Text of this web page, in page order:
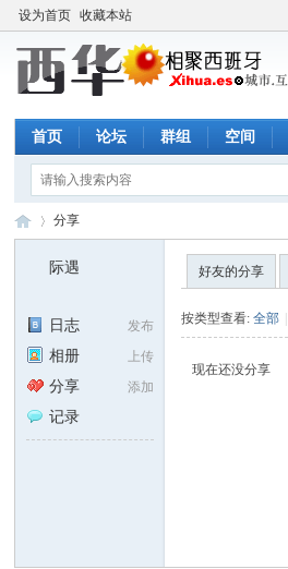
设为首页 收藏本站
首页 论坛 群组 空间
›
分享
际遇
发布
日志
上传
相册
添加
分享
记录
好友的分享
按类型查看:全部
现在还没分享